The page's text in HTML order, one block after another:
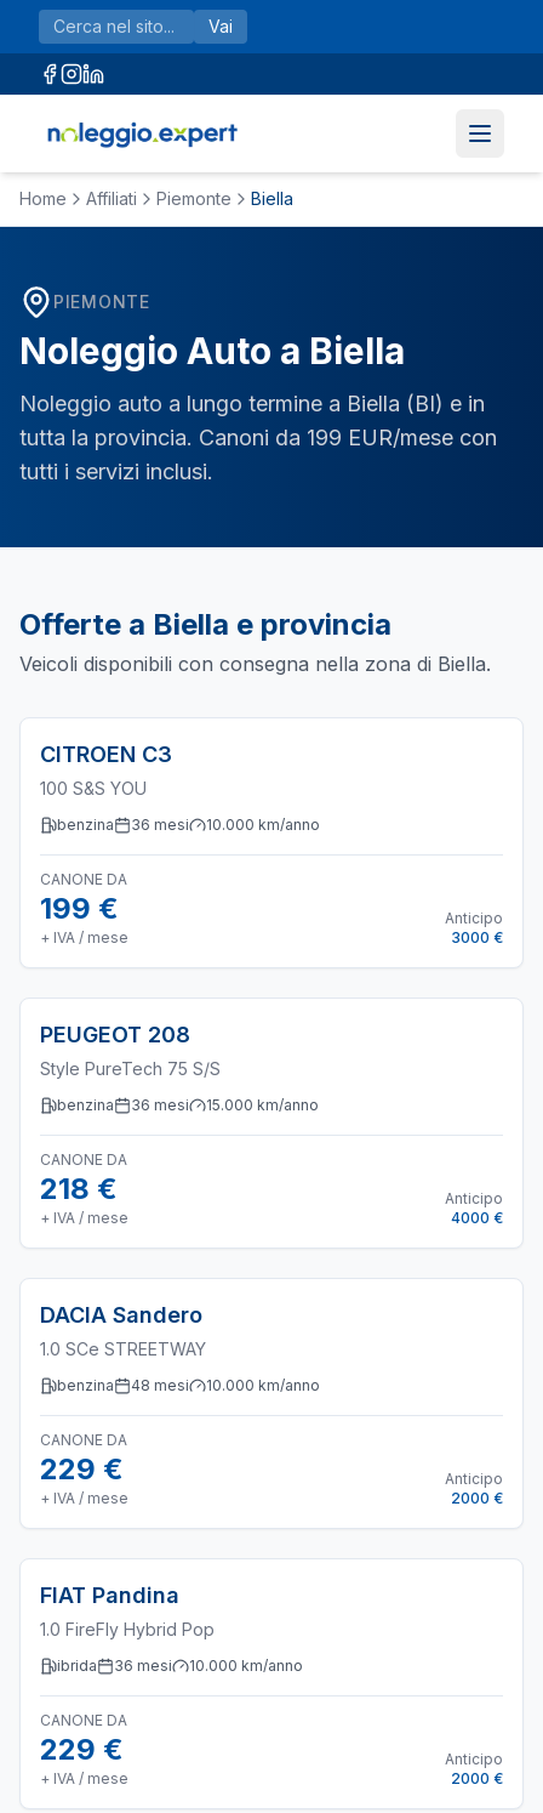
Vai al contenuto principale
Vai
Home Affiliati Piemonte Biella
PIEMONTE
Noleggio Auto a Biella
Noleggio auto a lungo termine a Biella (BI) e in
tutta la provincia. Canoni da 199 EUR/mese con
tutti i servizi inclusi.
Offerte a Biella e provincia
Veicoli disponibili con consegna nella zona di Biella.
CITROEN C3
100 S&S YOU
benzina 36 mesi 10.000 km/anno
CANONE DA
199 €
+ IVA / mese
Anticipo
3000 €
PEUGEOT 208
Style PureTech 75 S/S
benzina 36 mesi 15.000 km/anno
CANONE DA
218 €
+ IVA / mese
Anticipo
4000 €
DACIA Sandero
1.0 SCe STREETWAY
benzina 48 mesi 10.000 km/anno
CANONE DA
229 €
+ IVA / mese
Anticipo
2000 €
FIAT Pandina
1.0 FireFly Hybrid Pop
ibrida 36 mesi 10.000 km/anno
CANONE DA
229 €
+ IVA / mese
Anticipo
2000 €